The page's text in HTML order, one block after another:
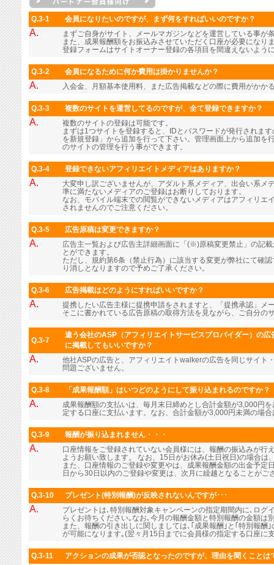
Q.3-1 会員になりたいのですが、まず何をすればいいのですか？
A.
まずご自身がサイト、メールマガジンなどを運営している事が
また、成果報酬額をお振込みさせていただく口座が必要になり
登録フォームはサイトオーナー登録の各項目を間違えないよう
Q.3-2 会員になるために何か費用は掛かりませんか？
A. 入会金、月額基本使用料、また広告掲載などの際に費用がかか
Q.3-3 複数のサイトを運営してるのですが、全て登録できますか？
A.
複数のサイトの登録は可能です。
まずは1つサイトを登録すると、IDとパスワードが発行されま
を新規登録」から追加を行って下さい。管理画面上から追加を
のサイトの管理を行う事ができます。
Q.3-4 登録できないアフィリエイトメディアはありますか？
A.
大変申し訳ございませんが、アダルト系メディア、出会い系メ
準に満たないメディアのご登録はお断りしております。
なお、モバイル端末での閲覧ができないメディアはアフィリエ
されませんのでご注意ください。
Q.3-5 広告原稿は変更できますか？
A.
広告主一覧および広告主詳細画面に「(※)原稿変更禁止」の記
とができます。
ただし、規約第6条（禁止行為）に該当する変更が弊社にて確
り消しとなりますので予めご了承ください。
Q.3-6 広告掲載はどのようにすればいいですか？
A.
提携したい広告主様に提携申請をされますと、「提携承認」メ
そこに書かれている広告原稿の取得方法を見ながら、ご自分の
Q.3-7
違う会社のASP（アフィリエイトサービスプロバイダー）の
に掲載してもいいですか？
A.
他社ASPの広告と、アフィリエイトwalkerの広告を同じサイト
問題ございません。
Q.3-8 「成果報酬額」はいつどのようにして振り込まれるのですか？
A.
成果報酬額の支払いは、毎月末日締めとし合計金額が3,000円
定する口座に支払います。なお、合計金額が3,000円未満の場
Q.3-9 報酬が振り込まれません・・・
A.
口座情報をご登録されていない会員様には、報酬の振込みが行
ようお願い致します。 なお、15日がお休み(土日祝日)の場合は
また、口座情報のご登録や変更やは、成果報酬金額の出金予定
日から30日以内のご登録や変更は、次月に繰越となることがご
Q.3-10 プレゼント(特別報酬)が反映されないんですが･･･
A.
プレゼントは､特別報酬対象キャンペーンの指定期間内に､ログ
らくお待ちください｡なお､今月の報酬金額と特別報酬の金額は
また、報酬の引き出しに関しましては､｢成果報酬｣と｢特別報酬
が可能になります｡(翌々月15日までに会員様の指定する口座に
Q.3-11 アクションの成果が否認となったのですが、理由を聞くことは